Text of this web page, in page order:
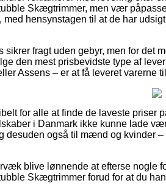
Skægtrimmer, men vær
hensynstagen til at de har
sikrer fragt uden gebyr, men for det
den mest prisbevidste type af
Assens – er at få leveret varerne
for alle at finde de laveste priser
i Danmark ikke kunne lade
desuden også til mænd og kvinder
blive lønnende at efterse nogle
Skægtrimmer forud for at du